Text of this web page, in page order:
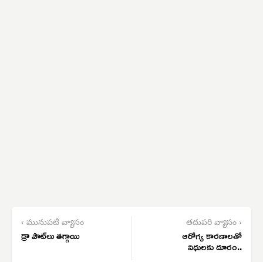
‹ మునుపటి వ్యాసం
డ్రా పౌట్‌లు తగ్గాయి
తదుపరి వ్యాసం ›
ఆరోగ్య కారణాలతో
విధులకు దూరం..